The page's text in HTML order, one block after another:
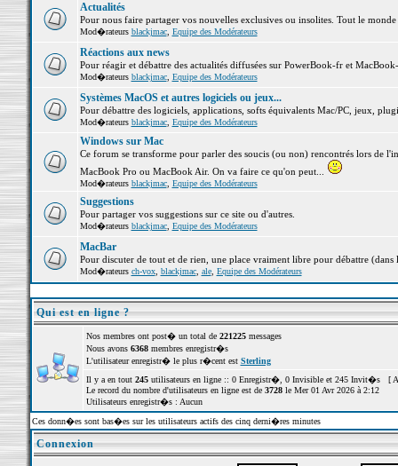
Actualités
Pour nous faire partager vos nouvelles exclusives ou insolites. Tout le
Mod�rateurs blackjmac, Equipe des Modérateurs
Réactions aux news
Pour réagir et débattre des actualités diffusées sur PowerBook-fr et
Mod�rateurs blackjmac, Equipe des Modérateurs
Systèmes MacOS et autres logiciels ou jeux...
Pour débattre des logiciels, applications, softs équivalents Mac/PC, jeux,
Mod�rateurs blackjmac, Equipe des Modérateurs
Windows sur Mac
Ce forum se transforme pour parler des soucis (ou non) rencontrés lors de
MacBook Pro ou MacBook Air. On va faire ce qu'on peut...
Mod�rateurs blackjmac, Equipe des Modérateurs
Suggestions
Pour partager vos suggestions sur ce site ou d'autres.
Mod�rateurs blackjmac, Equipe des Modérateurs
MacBar
Pour discuter de tout et de rien, une place vraiment libre pour débattre (dans
Mod�rateurs ch-vox, blackjmac, ale, Equipe des Modérateurs
Qui est en ligne ?
Nos membres ont post� un total de 221225messages
Nous avons 6368membres enregistr�s
L'utilisateur enregistr� le plus r�cent est Sterling
Il y a en tout 245utilisateurs en ligne :: 0 Enregistr�, 0 Invisible et 245 Invit�s [
Le record du nombre d'utilisateurs en ligne est de 3728le Mer 01 Avr 2026 à 2:12
Utilisateurs enregistr�s : Aucun
Ces donn�es sont bas�es sur les utilisateurs actifs des cinq derni�res minutes
Connexion